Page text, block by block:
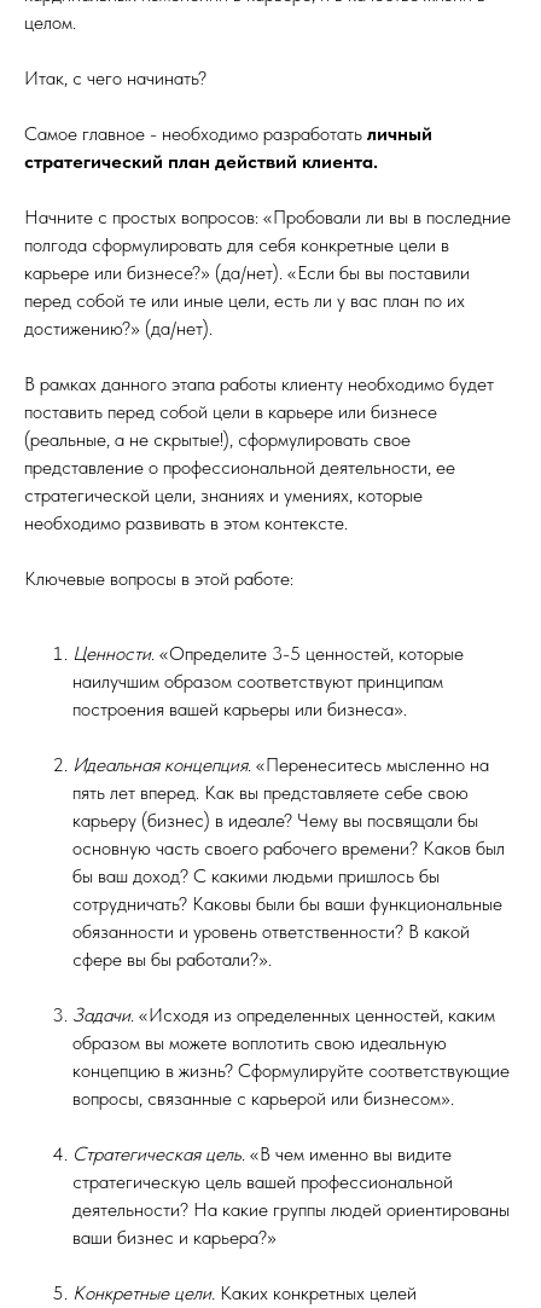
целом.
Итак, с чего начинать?
Самое главное - необходимо разработать личный
стратегический план действий клиента.
Начните с простых вопросов: «Пробовали ли вы в последние
полгода сформулировать для себя конкретные цели в
карьере или бизнесе?» (да/нет). «Если бы вы поставили
перед собой те или иные цели, есть ли у вас план по их
достижению?» (да/нет).
В рамках данного этапа работы клиенту необходимо будет
поставить перед собой цели в карьере или бизнесе
(реальные, а не скрытые!), сформулировать свое
представление о профессиональной деятельности, ее
стратегической цели, знаниях и умениях, которые
необходимо развивать в этом контексте.
Ключевые вопросы в этой работе:
Ценности. «Определите 3-5 ценностей, которые
наилучшим образом соответствуют принципам
построения вашей карьеры или бизнеса».
Идеальная концепция. «Перенеситесь мысленно на
пять лет вперед. Как вы представляете себе свою
карьеру (бизнес) в идеале? Чему вы посвящали бы
основную часть своего рабочего времени? Каков был
бы ваш доход? С какими людьми пришлось бы
сотрудничать? Каковы были бы ваши функциональные
обязанности и уровень ответственности? В какой
сфере вы бы работали?».
Задачи. «Исходя из определенных ценностей, каким
образом вы можете воплотить свою идеальную
концепцию в жизнь? Сформулируйте соответствующие
вопросы, связанные с карьерой или бизнесом».
Стратегическая цель. «В чем именно вы видите
стратегическую цель вашей профессиональной
деятельности? На какие группы людей ориентированы
ваши бизнес и карьера?»
Конкретные цели. Каких конкретных целей